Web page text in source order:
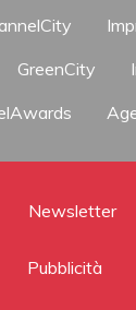
GreenCity
Newsletter
Pubblicità